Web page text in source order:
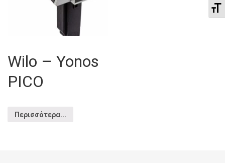
Wilo – Yonos
PICO
Περισσότερα...